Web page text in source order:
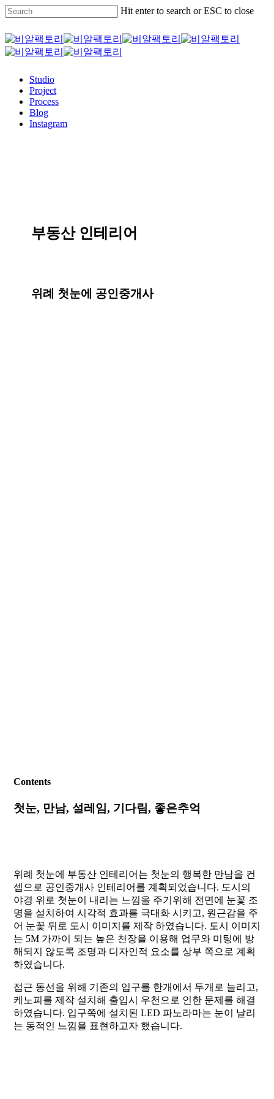
Skip
to
main
content
Hit enter to search or ESC to close
Close
Search
Menu
Studio
Project
Process
Blog
Instagram
부동산 인테리어
위례 첫눈에 공인중개사
Contents
첫눈, 만남, 설레임, 기다림, 좋은추억
위례 첫눈에 부동산 인테리어는 첫눈의 행복한 만남을 컨
셉으로 공인중개사 인테리어를 계획되었습니다. 도시의
야경 위로 첫눈이 내리는 느낌을 주기위해 전면에 눈꽃 조
명을 설치하여 시각적 효과를 극대화 시키고, 원근감을 주
어 눈꽃 뒤로 도시 이미지를 제작 하였습니다. 도시 이미지
는 5M 가까이 되는 높은 천장을 이용해 업무와 미팅에 방
해되지 않도록 조명과 디자인적 요소를 상부 쪽으로 계획
하였습니다.
접근 동선을 위해 기존의 입구를 한개에서 두개로 늘리고,
케노피를 제작 설치해 출입시 우천으로 인한 문제를 해결
하였습니다. 입구쪽에 설치된 LED 파노라마는 눈이 날리
는 동적인 느낌을 표현하고자 했습니다.